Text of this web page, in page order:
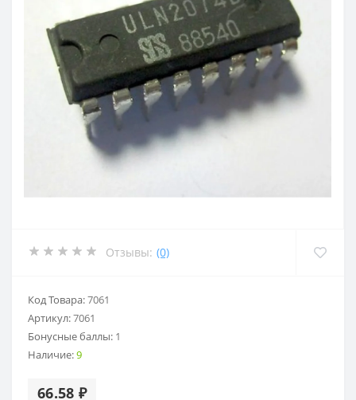
Отзывы: (0)
Код Товара:7061
Артикул:7061
Бонусные баллы: 1
Наличие:9
66.58 ₽